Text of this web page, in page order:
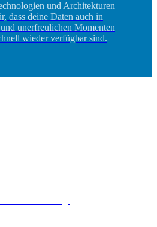
und Architekturen
dass deine Daten auch in
unerfreulichen Momenten
wieder verfügbar sind.